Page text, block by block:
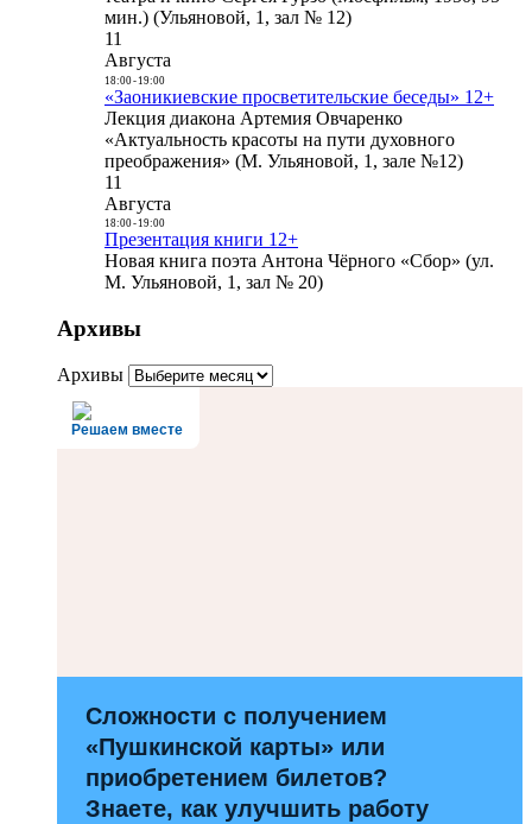
мин.) (Ульяновой, 1, зал № 12)
11
Августа
18:00- 19:00
«Заоникиевские просветительские беседы» 12+
Лекция диакона Артемия Овчаренко
«Актуальность красоты на пути духовного
преображения» (М. Ульяновой, 1, зале №12)
11
Августа
18:00- 19:00
Презентация книги 12+
Новая книга поэта Антона Чёрного «Сбор» (ул.
М. Ульяновой, 1, зал № 20)
Архивы
Архивы
Решаем вместе
Сложности с получением
«Пушкинской карты» или
приобретением билетов?
Знаете, как улучшить работу